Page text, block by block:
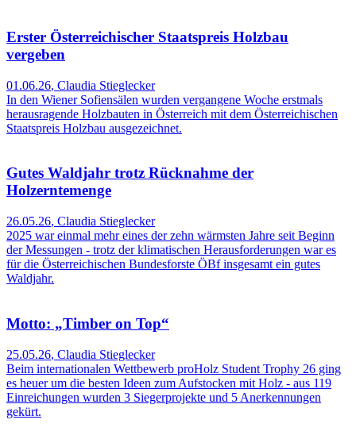
Erster Österreichischer Staatspreis Holzbau
vergeben
01.06.26, Claudia Stieglecker
In den Wiener Sofiensälen wurden vergangene Woche erstmals
herausragende Holzbauten in Österreich mit dem Österreichischen
Staatspreis Holzbau ausgezeichnet.
Gutes Waldjahr trotz Rücknahme der
Holzerntemenge
26.05.26, Claudia Stieglecker
2025 war einmal mehr eines der zehn wärmsten Jahre seit Beginn
der Messungen - trotz der klimatischen Herausforderungen war es
für die Österreichischen Bundesforste ÖBf insgesamt ein gutes
Waldjahr.
Motto: „Timber on Top“
25.05.26, Claudia Stieglecker
Beim internationalen Wettbewerb proHolz Student Trophy 26 ging
es heuer um die besten Ideen zum Aufstocken mit Holz - aus 119
Einreichungen wurden 3 Siegerprojekte und 5 Anerkennungen
gekürt.